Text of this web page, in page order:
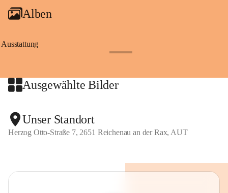
Alben
Ausstattung
Ausgewählte Bilder
Unser Standort
Herzog Otto-Straße 7, 2651 Reichenau an der Rax, AUT